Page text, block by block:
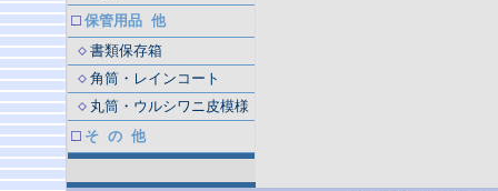
保管用品 他
書類保存箱
角筒・レインコート
丸筒・ウルシワニ皮模様
そ の 他